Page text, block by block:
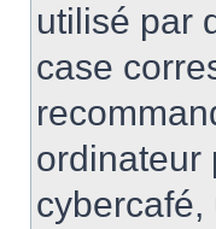
utilisé par
case
ordinateur
cybercafé,